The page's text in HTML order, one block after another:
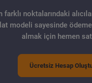
farklı noktalarındaki
modeli sayesinde
almak için hemen
Ücretsiz Hesap